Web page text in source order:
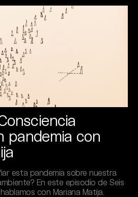
pandemia con
esta pandemia sobre nuestra
En este episodio de Seis
con Mariana Matija.